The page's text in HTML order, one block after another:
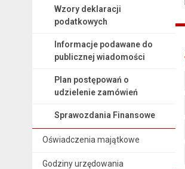
Wzory deklaracji
podatkowych
Informacje podawane do
publicznej wiadomości
Plan postępowań o
udzielenie zamówień
Sprawozdania Finansowe
Oświadczenia majątkowe
Godziny urzędowania